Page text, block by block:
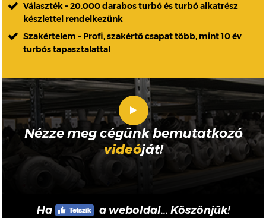
Választék – 20.000 darabos turbó és turbó alkatrész
készlettel rendelkezünk
Szakértelem – Profi, szakértő csapat több, mint 10 év
turbós tapasztalattal
Nézze meg cégünk bemutatkozó
videóját!
Ha a weboldal... Köszönjük!